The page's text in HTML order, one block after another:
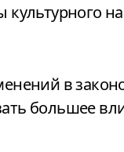
в
большее